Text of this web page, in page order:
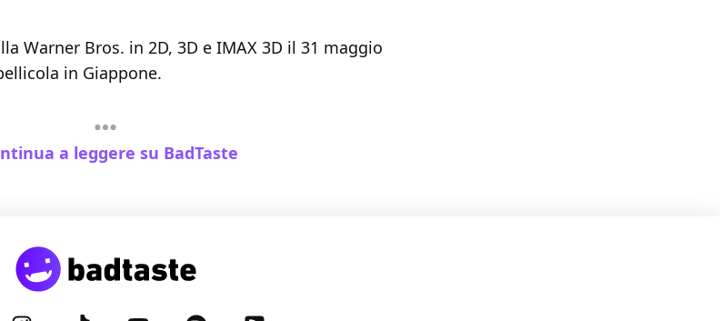
Warner Bros. in 2D, 3D e IMAX 3D il 31 maggio
in Giappone.
a leggere su BadTaste